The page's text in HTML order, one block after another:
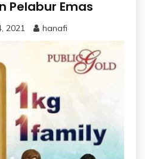
Pelabur Emas
2021 hanafi